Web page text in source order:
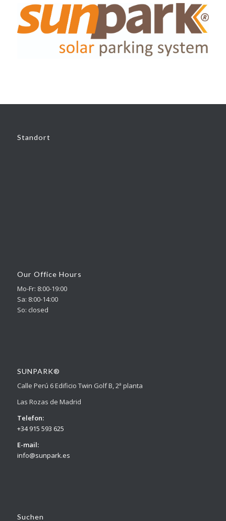
Standort
Our Office Hours
Mo-Fr: 8:00-19:00
Sa: 8:00-14:00
So: closed
SUNPARK®
Calle Perú 6 Edificio Twin Golf B, 2ª planta
Las Rozas de Madrid
Telefon:
+34 915 593 625
E-mail:
info@sunpark.es
Suchen